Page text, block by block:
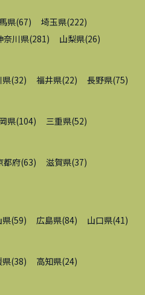
県(67) 埼玉県(222)
奈川県(281 ) 山梨県(26)
県(32) 福井県(22) 長野県(75)
県(104) 三重県(52)
都府(63) 滋賀県(37)
県(59) 広島県(84) 山口県(41 )
県(38) 高知県(24)